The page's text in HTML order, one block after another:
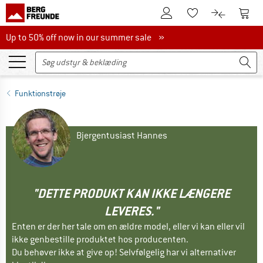
Til kundekontoenTil huskesedlen.
Til Til
Up to 50% off now in our summer sale
Up to 50% off now in our summer sale »
Funktionstrøje
Bjergentusiast Hannes
"DETTE PRODUKT KAN IKKE LÆNGERE
LEVERES."
Enten er der her tale om en ældre model, eller vi kan eller vil
ikke genbestille produktet hos producenten.
Du behøver ikke at give op! Selvfølgelig har vi alternativer